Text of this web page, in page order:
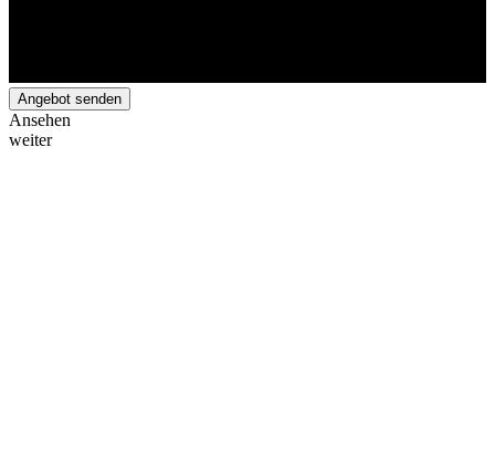
Angebot senden
Ansehen
weiter